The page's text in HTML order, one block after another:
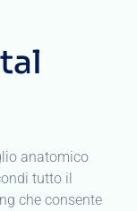
anatomico
tutto il
che consente